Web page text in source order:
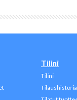
Tilini
Tilini
Tilaushistoria